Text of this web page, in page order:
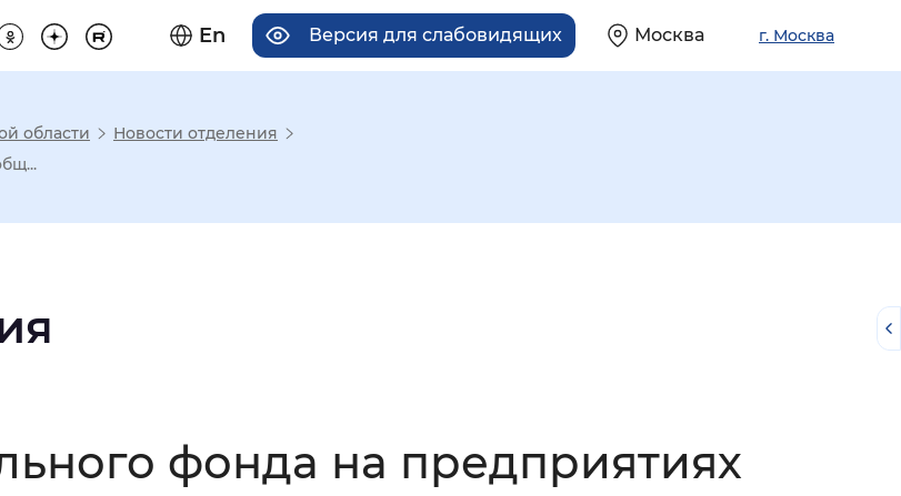
En Версия для слабовидящих Москва г. Москва
Увеличенный
области
Новости отделения
фонда на предприятиях